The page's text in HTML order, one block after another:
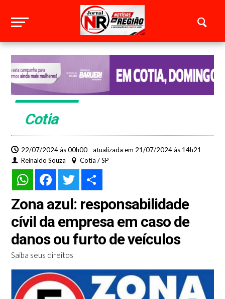
Cotia
22/07/2024 às 00h00 - atualizada em 21/07/2024 às 14h21
Reinaldo Souza
Cotia / SP
WhatsAppFacebookTwitter
Zona azul: responsabilidade
cívil da empresa em caso de
danos ou furto de veículos
Saiba seus direitos